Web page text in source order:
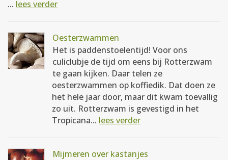
... lees verder
Oesterzwammen
Het is paddenstoelentijd! Voor ons
culiclubje de tijd om eens bij Rotterzwam
te gaan kijken. Daar telen ze
oesterzwammen op koffiedik. Dat doen ze
het hele jaar door, maar dit kwam toevallig
zo uit. Rotterzwam is gevestigd in het
Tropicana... lees verder
Mijmeren over kastanjes